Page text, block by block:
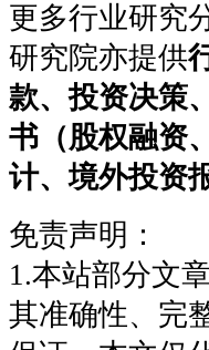
更多行业研究
研究院亦提供
款、投资决策
书（股权融资
计、境外投资
免责声明：
1.本站部分文
其准确性、完